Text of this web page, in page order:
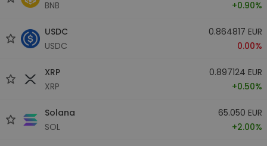
BNB
+0.90%
USDC
USDC
0.864817 EUR
0.00%
XRP
XRP
0.897124 EUR
+0.50%
Solana
SOL
65.050 EUR
+2.00%